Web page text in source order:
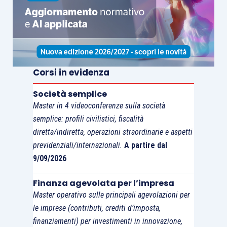
Cagnolo Alfieri, inizia l’inchiesta prendendo
contatti con la famiglia di Leonora, e subito
comprende che il terreno su cui dovrà muoversi
è parecchio scivoloso. Questa, infatti, è figlia di
Adriana Basile, celebre cantante e sorella del
grande scrittore napoletano Giambattista, che a
causa di una fiaba finisce con l’essere
pericolosamente coinvolto nella vicenda. A
complicare le cose, il «circolo delle donne
cantanti» raccolto intorno a Adriana e la sorella di
quest’ultima, Margherita, un personaggio
enigmatico, dai molteplici talenti, che per lo
Svampa sembra nutrire un interesse particolare.
«Lo Svampa si avvicinò con passi leggeri e si
chinò su padre Capiferro per controllarne il
Corsi in evidenza
Società semplice
Master in 4 videoconferenze sulla società
semplice: profili civilistici, fiscalità
diretta/indiretta, operazioni straordinarie e aspetti
previdenziali/internazionali. A partire dal
9/09/2026
Finanza agevolata per l’impresa
Master operativo sulle principali agevolazioni per
le imprese (contributi, crediti d’imposta,
finanziamenti) per investimenti in innovazione,